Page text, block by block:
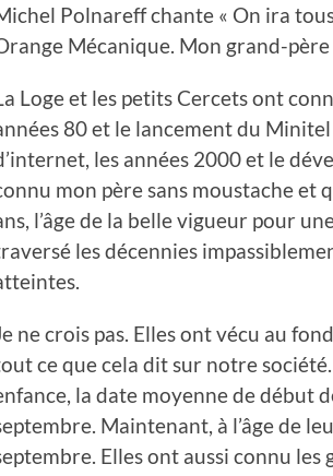
Polnareff chante « On ira
Mécanique. Mon grand-père
Loge et les petits Cercets ont
80 et le lancement du
les années 2000 et le
mon père sans moustache et
l’âge de la belle vigueur pour
les décennies
ne crois pas. Elles ont vécu au
ce que cela dit sur notre
la date moyenne de début
Maintenant, à l’âge de
Elles ont aussi connu les